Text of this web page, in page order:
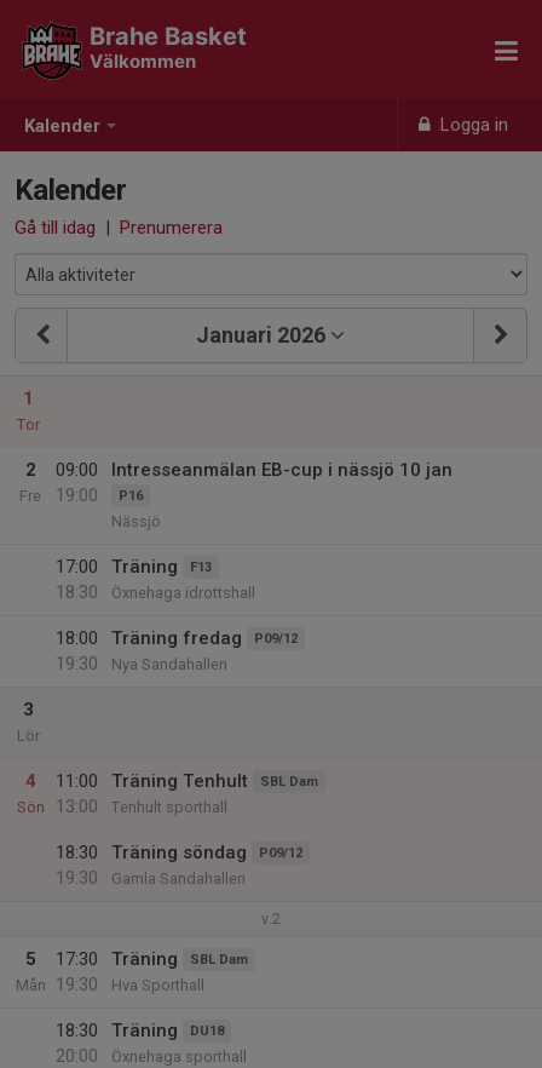
Kalender Logga in
Brahe Basket
Välkommen
Kalender
Gå till idag | Prenumerera
Januari 2026
1
Tor
2
Fre
09:00
19:00
Intresseanmälan EB-cup i nässjö 10 jan
P16
Nässjö
17:00
18:30
Träning F13
Öxnehaga idrottshall
18:00
19:30
Träning fredag P09/12
Nya Sandahallen
3
Lör
4
Sön
11:00
13:00
Träning Tenhult SBL Dam
Tenhult sporthall
18:30
19:30
Träning söndag P09/12
Gamla Sandahallen
v.2
5
Mån
17:30
19:30
Träning SBL Dam
Hva Sporthall
18:30
20:00
Träning DU18
Öxnehaga sporthall